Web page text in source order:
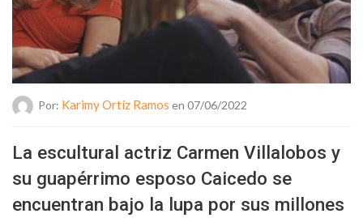
Por: Karimy Ortíz Ramos en 07/06/2022
La escultural actriz Carmen Villalobos y
su guapérrimo esposo Caicedo se
encuentran bajo la lupa por sus millones